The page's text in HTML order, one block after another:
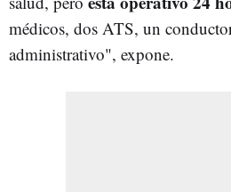
médicos, dos ATS, un
administrativo", expone.